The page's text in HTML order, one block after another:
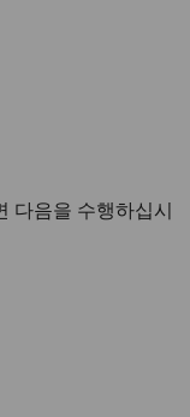
다음을 수행하십시